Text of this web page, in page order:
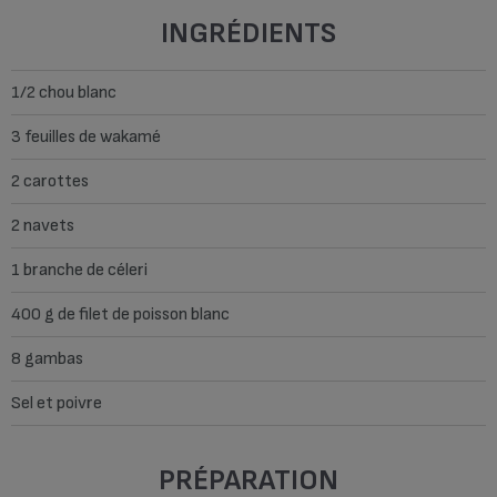
INGRÉDIENTS
1/2 chou blanc
3 feuilles de wakamé
2 carottes
2 navets
1 branche de céleri
400 g de filet de poisson blanc
8 gambas
Sel et poivre
PRÉPARATION